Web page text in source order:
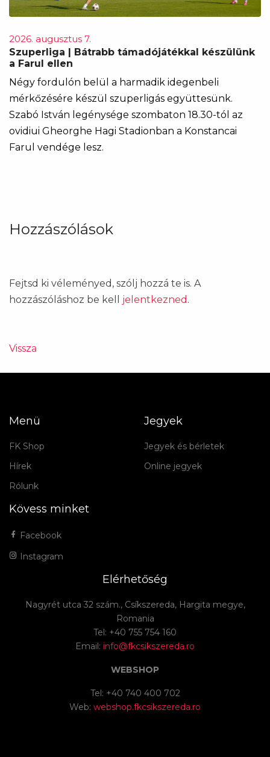
2026. augusztus 7.
Szuperliga | Bátrabb támadójátékkal készülünk
a Farul ellen
Négy fordulón belül a harmadik idegenbeli
mérkőzésére készül szuperligás együttesünk.
Szabó István legénysége szombaton 18.30-tól az
ovidiui Gheorghe Hagi Stadionban a Konstancai
Farul vendége lesz.
Hozzászólások
Fejtsd ki véleményed, szólj hozzá te is. A
hozzászóláshoz be kell jelentkezned .
Vissza
Menü
FK Shop
Hírek
Rólunk
Jegyek
Jegyek és bérletek
Online jegyek
Kövess minket
Facebook
Instagram
Elérhetőség
Nagyrét utca 32 szám., Csíkszereda, Hargita megye,
Romania
Tel: +40 755 754 160
Email: info@fkcsikszereda.ro
WEBSHOP
Tel: +40 740 400 702
Web: webshop.fkcsikszereda.ro